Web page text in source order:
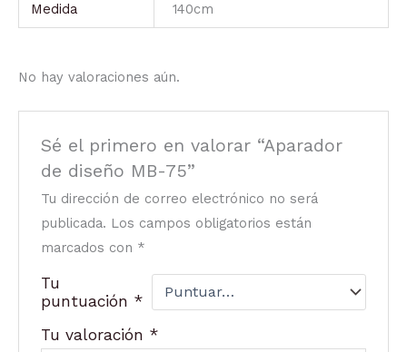
Medida 140cm
No hay valoraciones aún.
Sé el primero en valorar “Aparador
de diseño MB-75”
Tu dirección de correo electrónico no será
publicada. Los campos obligatorios están
marcados con *
Tu
puntuación *
Tu valoración *